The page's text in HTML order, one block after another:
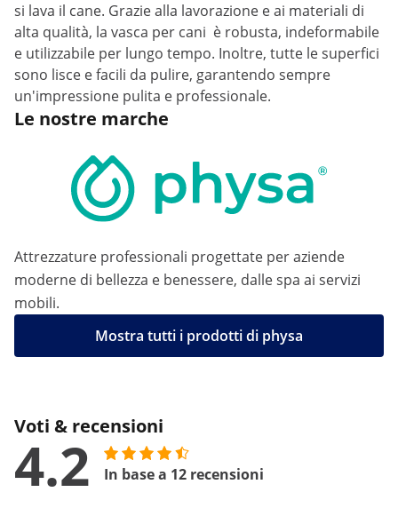
si lava il cane. Grazie alla lavorazione e ai materiali di
alta qualità, la vasca per cani è robusta, indeformabile
e utilizzabile per lungo tempo. Inoltre, tutte le superfici
sono lisce e facili da pulire, garantendo sempre
un'impressione pulita e professionale.
Le nostre marche
Attrezzature professionali progettate per aziende
moderne di bellezza e benessere, dalle spa ai servizi
mobili.
Mostra tutti i prodotti di physa
Voti & recensioni
4.2 In base a 12 recensioni